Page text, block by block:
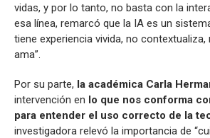
vidas, y por lo tanto, no basta con la
esa línea, remarcó que la IA es un
tiene experiencia vivida, no contextualiza,
ama”.
Por su parte, la académica Carla
intervención en lo que nos conforma
para entender el uso correcto de la
investigadora relevó la importancia de